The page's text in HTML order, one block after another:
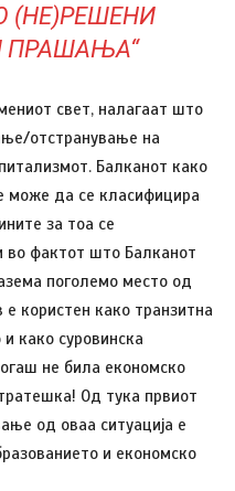
(НЕ)РЕШЕНИ
ПРАШАЊА“
свет, налагаат што
отстранување на
Балканот како
може да се класифицира
за тоа се
во фактот што Балканот
поголемо место од
е користен како транзитна
како суровинска
не била економско
Од тука првиот
од оваа ситуација е
и економско